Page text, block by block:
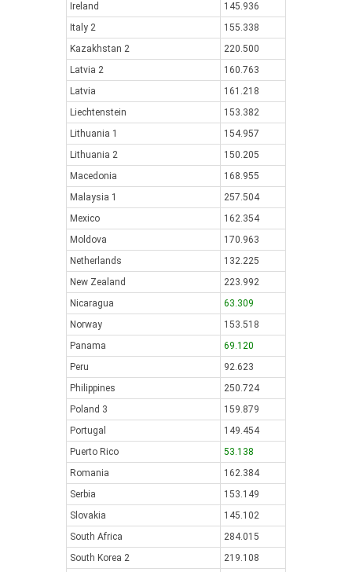
Ireland
145.936
Italy 2
155.338
Kazakhstan 2
220.500
Latvia 2
160.763
Latvia
161.218
Liechtenstein
153.382
Lithuania 1
154.957
Lithuania 2
150.205
Macedonia
168.955
Malaysia 1
257.504
Mexico
162.354
Moldova
170.963
Netherlands
132.225
New Zealand
223.992
Nicaragua
63.309
Norway
153.518
Panama
69.120
Peru
92.623
Philippines
250.724
Poland 3
159.879
Portugal
149.454
Puerto Rico
53.138
Romania
162.384
Serbia
153.149
Slovakia
145.102
South Africa
284.015
South Korea 2
219.108